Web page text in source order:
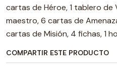
cartas de Héroe, 1 tablero de
maestro, 6 cartas de
cartas de Misión, 4 fichas, 1
COMPARTIR ESTE PRODUCTO